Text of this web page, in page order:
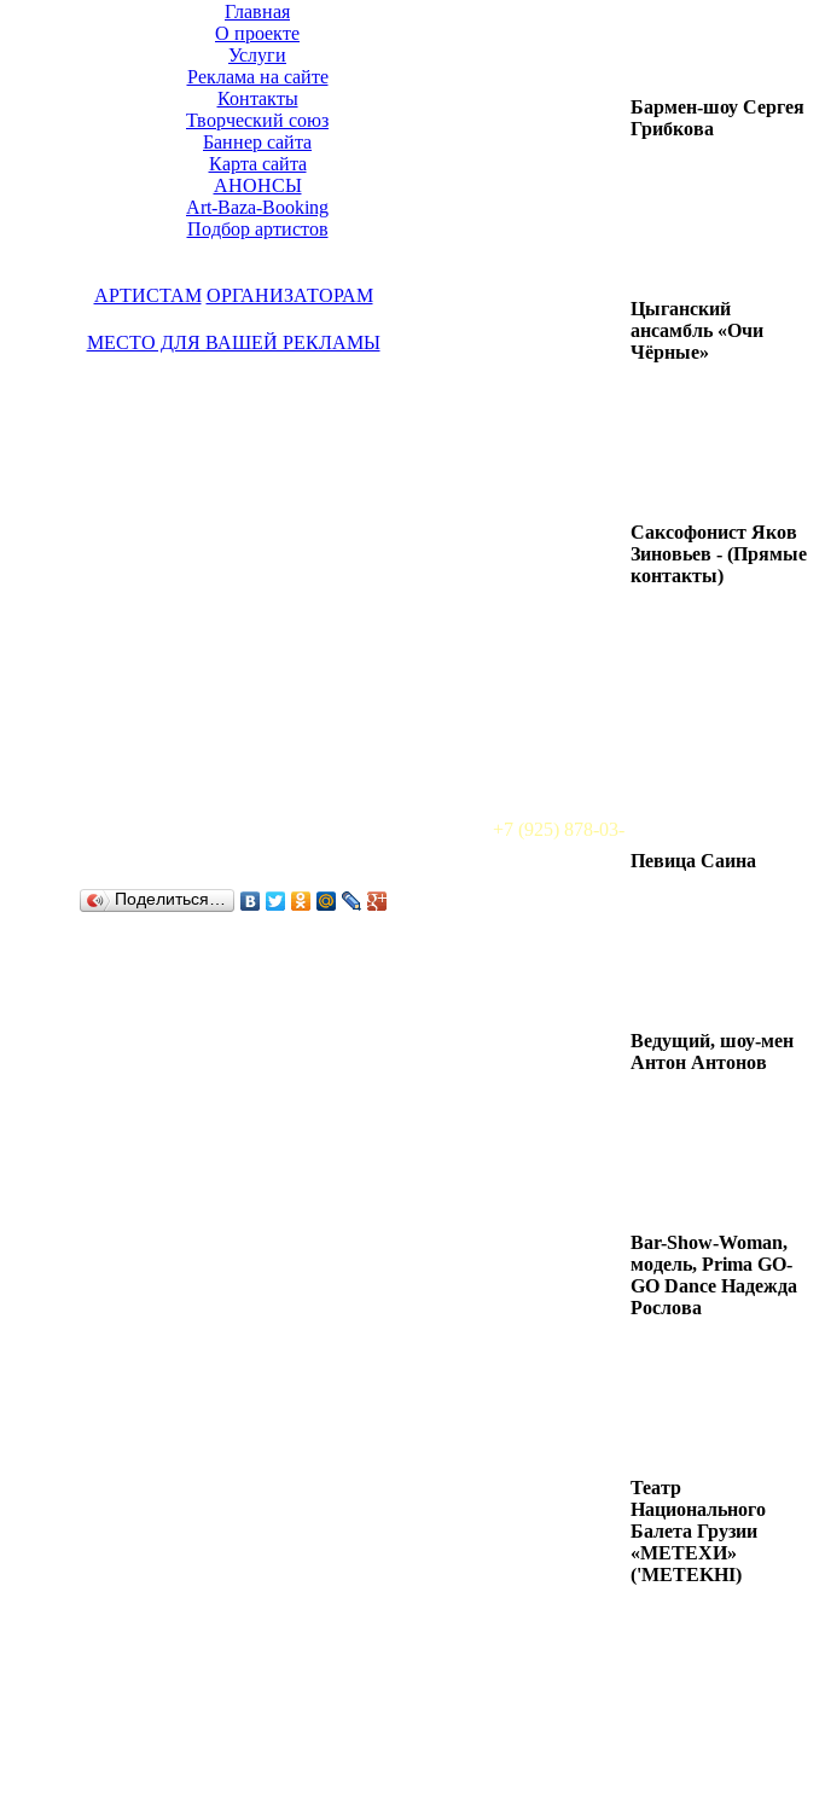
Главная
О проекте
Услуги
Реклама на сайте
Контакты
Творческий союз
Баннер сайта
Карта сайта
АНОНСЫ
Art-Baza-Booking
Подбор артистов
АРТИСТАМ ОРГАНИЗАТОРАМ
МЕСТО ДЛЯ ВАШЕЙ РЕКЛАМЫ
+7 (925) 878-03-
Поделиться…
Бармен-шоу Сергея
Грибкова
Цыганский
ансамбль «Очи
Чёрные»
Саксофонист Яков
Зиновьев - (Прямые
контакты)
Певица Саина
Ведущий, шоу-мен
Антон Антонов
Bar-Show-Woman,
модель, Prima GO-
GO Dance Надежда
Рослова
Театр
Национального
Балета Грузии
«МЕТЕХИ»
('METEKHI)